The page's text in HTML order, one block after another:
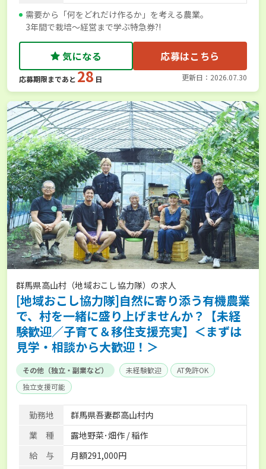
需要から「何をどれだけ作るか」を考える農業。
3年間で栽培～経営まで学ぶ特急券?!
気になる 応募はこちら
応募期限まであと 28 日 更新日：2026.07.30
群馬県高山村（地域おこし協力隊）の求人
[地域おこし協力隊]自然に寄り添う有機農業
で、村を一緒に盛り上げませんか？【未経
験歓迎／子育て＆移住支援充実】＜まずは
見学・相談から大歓迎！＞
その他（独立・副業など） 未経験歓迎
AT免許OK
独立支援可能
勤務地
群馬県吾妻郡高山村内
業 種
露地野菜･畑作 / 稲作
給 与
月額291,000円